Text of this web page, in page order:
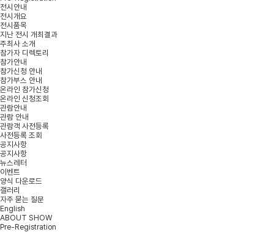
전시안내
전시개요
전시품목
지난 전시 개최결과
주최사 소개
참가자 디렉토리
참가안내
참가신청 안내
참가부스 안내
온라인 참가신청
온라인 신청조회
관람안내
관람 안내
관람객 사전등록
사전등록 조회
공지사항
공지사항
뉴스레터
이벤트
양식 다운로드
갤러리
자주 묻는 질문
English
ABOUT SHOW
Pre-Registration